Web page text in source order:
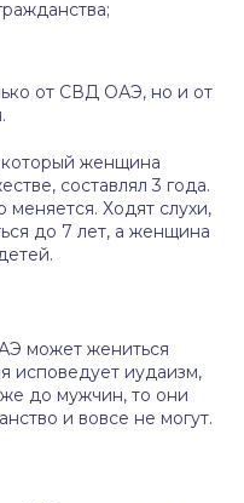
от СВД ОАЭ, но и от
женщина
составлял 3 года.
Ходят слухи,
до 7 лет, а женщина
может жениться
исповедует иудаизм,
до мужчин, то они
и вовсе не могут.